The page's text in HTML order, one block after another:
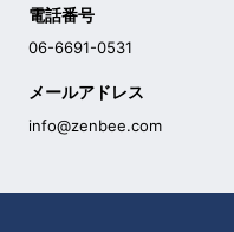
電話番号
06-6691-0531
メールアドレス
info@zenbee.com